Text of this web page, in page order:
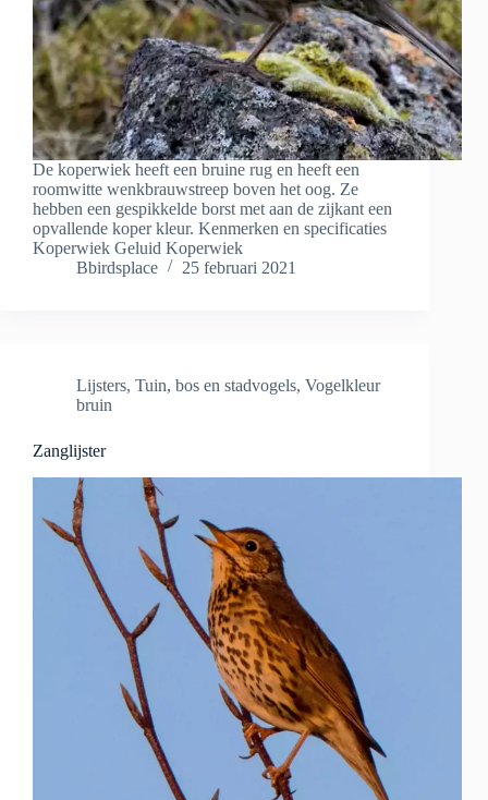
De koperwiek heeft een bruine rug en heeft een
roomwitte wenkbrauwstreep boven het oog. Ze
hebben een gespikkelde borst met aan de zijkant een
opvallende koper kleur. Kenmerken en specificaties
Koperwiek Geluid Koperwiek
Bbirdsplace
25 februari 2021
Lijsters, Tuin, bos en stadvogels, Vogelkleur
bruin
Zanglijster